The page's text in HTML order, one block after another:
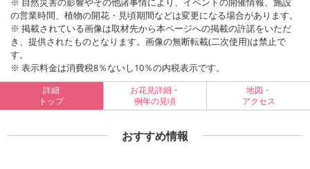
の営業時間、植物の開花・見頃期間などは変更になる場合があります。
※ 掲載されている画像は取材先から本ページへの掲載の許諾をいただ
き、提供されたものとなります。画像の無断転載(二次使用)は禁止で
す。
※ 表示料金は消費税8％ないし10％の内税表示です。
詳細
トップ
お花見詳細・
例年の見頃
地図・
アクセス
おすすめ情報